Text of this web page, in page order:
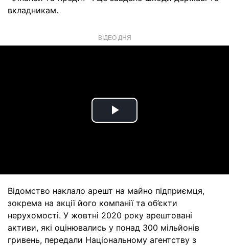
вкладникам.
ВІДЕО ДНЯ
Play
Відомство наклало арешт на майно підприємця,
зокрема на акції його компанії та об’єкти
нерухомості. У жовтні 2020 року арештовані
активи, які оцінювались у понад 300 мільйонів
гривень, передали Національному агентству з